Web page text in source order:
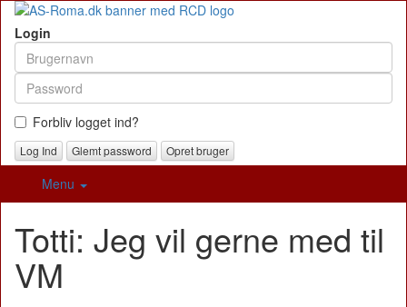
Login
Forbliv logget ind?
Glemt password Opret bruger
Menu
Totti: Jeg vil gerne med til
VM